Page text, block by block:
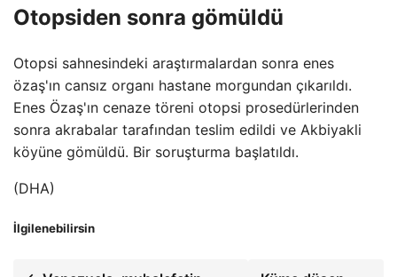
Otopsiden sonra gömüldü
Otopsi sahnesindeki araştırmalardan sonra enes
özaş'ın cansız organı hastane morgundan çıkarıldı.
Enes Özaş'ın cenaze töreni otopsi prosedürlerinden
sonra akrabalar tarafından teslim edildi ve Akbiyakli
köyüne gömüldü. Bir soruşturma başlatıldı.
(DHA)
İlgilenebilirsin